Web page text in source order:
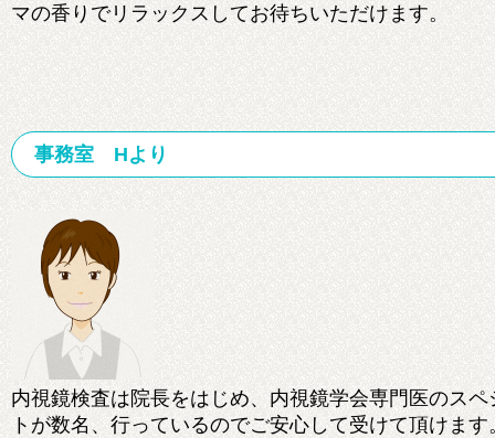
マの香りでリラックスしてお待ちいただけます。
事務室 Hより
内視鏡検査は院長をはじめ、内視鏡学会専門医のスペ
トが数名、行っているのでご安心して受けて頂けます